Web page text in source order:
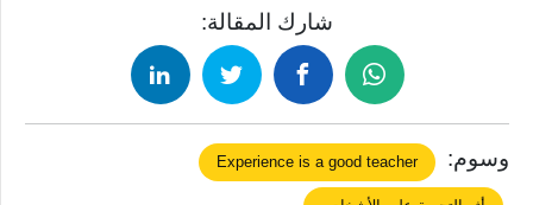
شارك المقالة:
وسوم: Experience is a good teacher